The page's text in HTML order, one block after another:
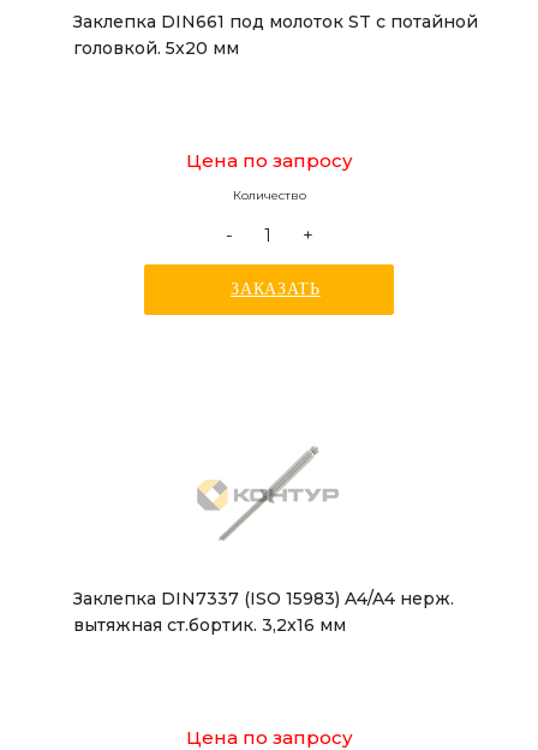
Заклепка DIN661 под молоток ST с потайной
головкой. 5x20 мм
Цена по запросу
Количество
- +
ЗАКАЗАТЬ
Заклепка DIN7337 (ISO 15983) A4/A4 нерж.
вытяжная ст.бортик. 3,2x16 мм
Цена по запросу